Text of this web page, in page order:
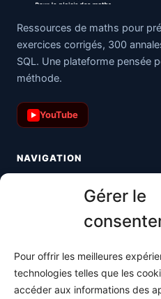
Gérer le
Pour offrir les meilleures
technologies telles que les
accéder aux informations des
Ressources de maths pour
exercices corrigés, 300
SQL. Une plateforme pensée
méthode.
▶ YouTube
NAVIGATION
Toutes les maths
S'abonner
À propos